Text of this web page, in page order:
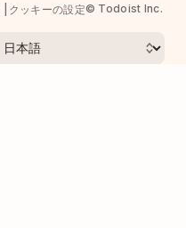
クッキーの設定© Todoist Inc.